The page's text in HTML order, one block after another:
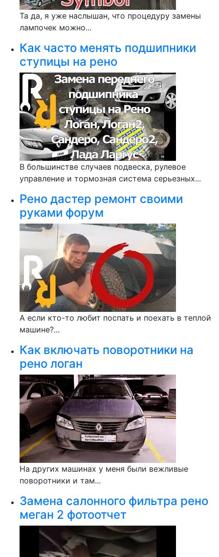
Та да, я уже наслышан, что процедуру замены
лампочек можно...
Как часто менять подшипники
ступицы на рено
В большинстве случаев подвеска, рулевое
управление и тормозная система серьезных...
Рено дастер ремонт своими
руками форум
А если кто-то любит поспать и поехать в теплой
машине?...
Как включать поворотники на
рено логан
На других машинах у меня были вежливые
поворотники и там...
Замена салонного фильтра рено
меган 2 фотоотчет